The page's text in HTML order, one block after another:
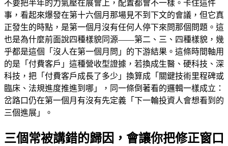
不要把半年的力氣壓在展會上，配置都會不一樣。卡住這件
事，看起來爆發在第十六個月那場見不到下文的會議，但它真
正發生的時點，是第一個月沒有任何人停下來問那個問題。這
也是為什麼前面說四種樣貌同源——第二、三、四種樣貌，幾
乎都是這個「沒人在第一個月問」的下游結果。這條時間軸用
的是「付費客戶」這種營收型證據，若換成生醫、硬科技、深
科技，把「付費客戶成長了多少」換算成「關鍵技術里程碑或
臨床、法規進度推進到哪」，同一條倒著看的邏輯一樣成立：
岔路口仍在第一個月有沒有先定義「下一輪投資人會想看到的
三個進展」。
三個常被講錯的歸因，會讓你把修正窗口